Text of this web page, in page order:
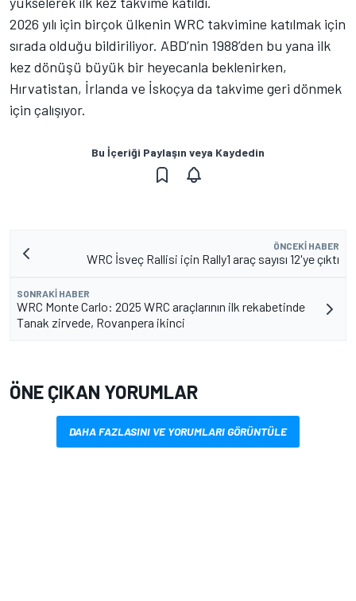
2026 yılı için birçok ülkenin WRC takvimine katılmak için
sırada olduğu bildiriliyor. ABD’nin 1988’den bu yana ilk
kez dönüşü büyük bir heyecanla beklenirken,
Hırvatistan, İrlanda ve İskoçya da takvime geri dönmek
için çalışıyor.
Bu İçeriği Paylaşın veya Kaydedin
ÖNCEKI HABER
WRC İsveç Rallisi için Rally1 araç sayısı 12'ye çıktı
SONRAKI HABER
WRC Monte Carlo: 2025 WRC araçlarının ilk rekabetinde
Tanak zirvede, Rovanpera ikinci
ÖNE ÇIKAN YORUMLAR
DAHA FAZLASINI VE YORUMLARI GÖRÜNTÜLE